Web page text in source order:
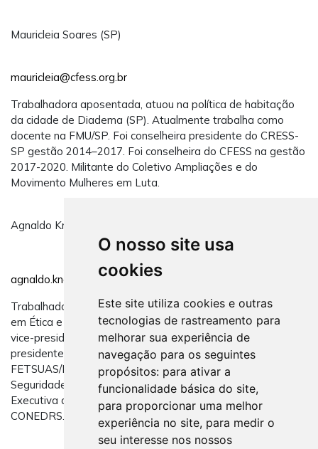
O nosso site usa
cookies
Este site utiliza cookies e outras
tecnologias de rastreamento para
melhorar sua experiência de
navegação para os seguintes
propósitos: para ativar a
funcionalidade básica do site,
para proporcionar uma melhor
experiência no site, para medir o
seu interesse nos nossos
Mauricleia Soares (SP)
mauricleia@cfess.org.br
Trabalhadora aposentada, atuou na política de habitação
da cidade de Diadema (SP). Atualmente trabalha como
docente na FMU/SP. Foi conselheira presidente do CRESS-
SP gestão 2014–2017. Foi conselheira do CFESS na gestão
2017-2020. Militante do Coletivo Ampliações e do
Movimento Mulheres em Luta.
Agnaldo Knevitz (RS)
agnaldo.knevitz@cfess.org.br
Trabalhador do Suas e do SUS/Saúde Mental, especialista
em Ética e Educação em Direitos Humanos pela UFRGS. Foi
vice-presidente do CRESS-RS na gestão 2014-2017 e
presidente na gestão 2017-2020. É membro do
FETSUAS/RS e da Frente Gaúcha em Defesa do Suas e da
Seguridade Social. Compõe a Coordenação Nacional e
Executiva do FNTSUAS e é conselheiro do CEDICARS e
CONEDRS.